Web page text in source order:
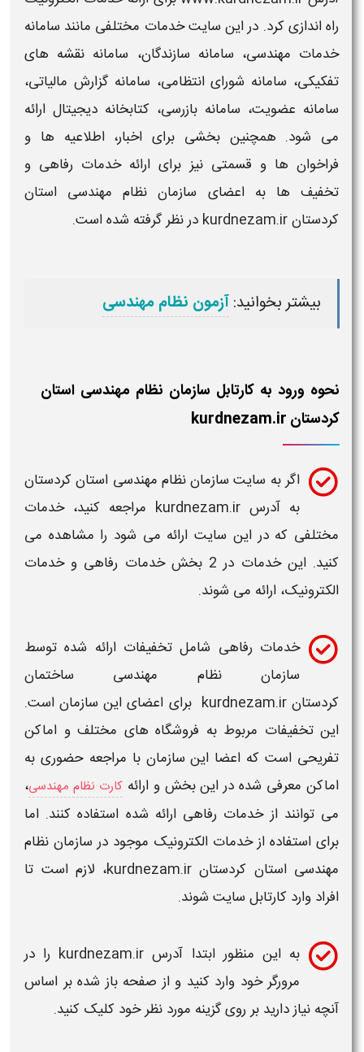
راه اندازی کرد. در این سایتخدمات مختلفی مانند سامانه
خدمات مهندسی، سامانه سازندگان، سامانه نقشه های
تفکیکی، سامانه شورای انتظامی، سامانهگزارش مالیاتی،
سامانه عضویت، سامانه بازرسی، کتابخانه دیجیتال ارائه
می شود. همچنین بخشی برای اخبار، اطلاعیه ها و
فراخوان ها و قسمتی نیز برای ارائه خدمات رفاهی و
تخفیف ها به اعضای سازمان نظام مهندسی استان
کردستان kurdnezam.ir
در نظر گرفته شده است.
بیشتر بخوانید:آزمون نظام مهندسی
نحوه ورود به کارتابل سازمان نظام مهندسی استان
کردستان kurdnezam.ir
اگر به سایت سازمان نظام مهندسی استان کردستان
به آدرس kurdnezam.ir مراجعه کنید، خدمات
مختلفی که در این سایت ارائه می شود را مشاهده می
کنید. این خدمات در 2 بخش خدمات رفاهی و خدمات
الکترونیک، ارائه می شوند.
خدمات رفاهی شامل تخفیفات ارائه شده توسط
سازمان نظام مهندسی ساختمان
کردستان kurdnezam.ir
برای اعضای این سازماناست.
این تخفیفات مربوط به فروشگاه های مختلف و اماکن
تفریحی است که اعضا این سازمانبا مراجعه حضوری به
اماکن معرفی شده در این بخش و ارائهکارت نظام مهندسی،
می توانند از خدمات رفاهی ارائه شده استفاده کنند. اما
برای استفاده از خدمات الکترونیک موجود در سازمان نظام
مهندسی استان کردستان kurdnezam.ir
، لازم است تا
افراد وارد کارتابل سایت شوند.
به این منظور ابتدا آدرسkurdnezam.ir
را در
مرورگر خود وارد کنید و از صفحه باز شده بر اساس
آنچه نیاز دارید بر روی گزینه مورد نظر خود کلیک کنید.